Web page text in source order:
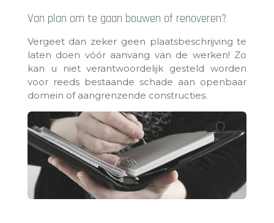
Van plan om te gaan bouwen of renoveren?
Vergeet dan zeker geen plaatsbeschrijving te
laten doen vóór aanvang van de werken! Zo
kan u niet verantwoordelijk gesteld worden
voor reeds bestaande schade aan openbaar
domein of aangrenzende constructies.